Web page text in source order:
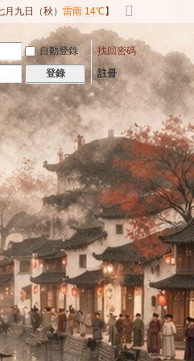
月九日（秋） 雷雨 14℃】
切
換
到
寬
版
自動登錄
找回密碼
登錄 註冊